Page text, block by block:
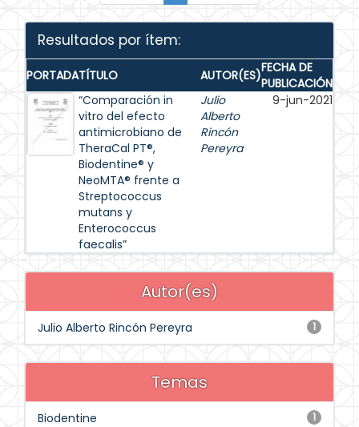
Resultados por ítem:
PORTADATÍTULO AUTOR(ES)FECHA DE
PUBLICACIÓN
“Comparación in
vitro del efecto
antimicrobiano de
TheraCal PT®,
Biodentine® y
NeoMTA® frente a
Streptococcus
mutans y
Enterococcus
faecalis”
Julio
Alberto
Rincón
Pereyra
9-jun-2021
Autor(es)
1
Julio Alberto Rincón Pereyra
Temas
1
Biodentine